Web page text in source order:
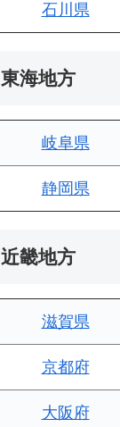
石川県
東海地方
岐阜県
静岡県
近畿地方
滋賀県
京都府
大阪府